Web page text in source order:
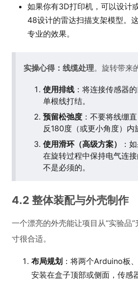
如果你有3D打印机，可以设计
48设计的雷达扫描支架模型。
专业的效果。
实操心得：线缆处理。旋转带来
使用排线 ：将连接传感器
单根线打结。
预留松弛度 ：不要将线绷
反180度（或更小角度）
使用滑环（高级方案）
：
在旋转过程中保持电气连
不是必须的。
4.2 整体装配与外壳制作
一个漂亮的外壳能让项目从“实验品
寸很合适。
布局规划 ：将两个Arduino板
安装在盒子顶部或侧面，传感